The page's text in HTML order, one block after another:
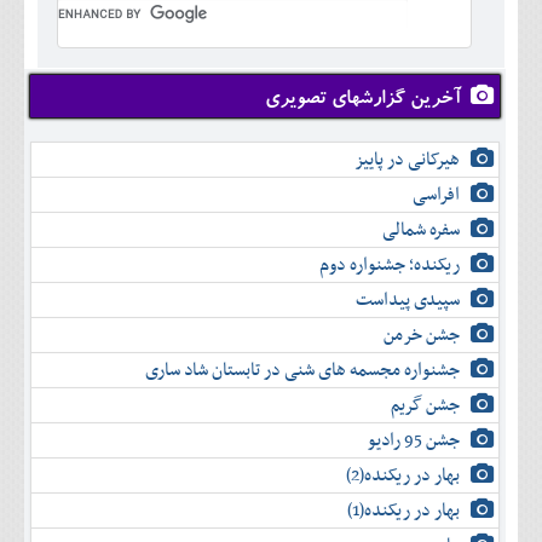
دی
بهمن
اسفند
آبان
آذر
دی
بهمن
اسفند
شهريور
مهر
آبان
آذر
دی
بهمن
اسفند
تير
مرداد
شهريور
مهر
آبان
آذر
دی
بهمن
اسفند
آخرین گزارشهای تصویری
هیرکانی در پاییز
افراسی
سفره شمالی
ریکنده؛ جشنواره دوم
سپیدی پیداست
جشن خرمن
جشنواره مجسمه های شنی در تابستان شاد ساری
جشن گریم
جشن 95 رادیو
بهار در ریکنده(2)
بهار در ریکنده(1)